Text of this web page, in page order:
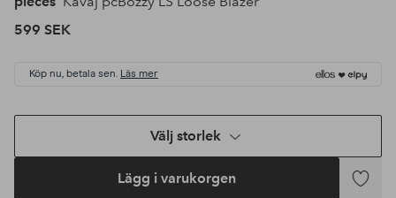
599 SEK
Köp nu, betala sen. Läs mer
Välj storlek
Lägg i varukorgen
Lägg